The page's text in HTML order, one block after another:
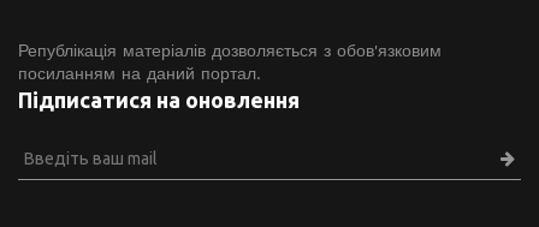
Републікація матеріалів дозволяється з обов'язковим
посиланням на даний портал.
Підписатися на оновлення